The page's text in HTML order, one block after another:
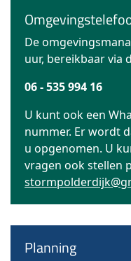
De
uur, bereikbaar via
06 - 535 994 16
U kunt ook een
nummer. Er wordt
u opgenomen. U
vragen ook stellen
Planning